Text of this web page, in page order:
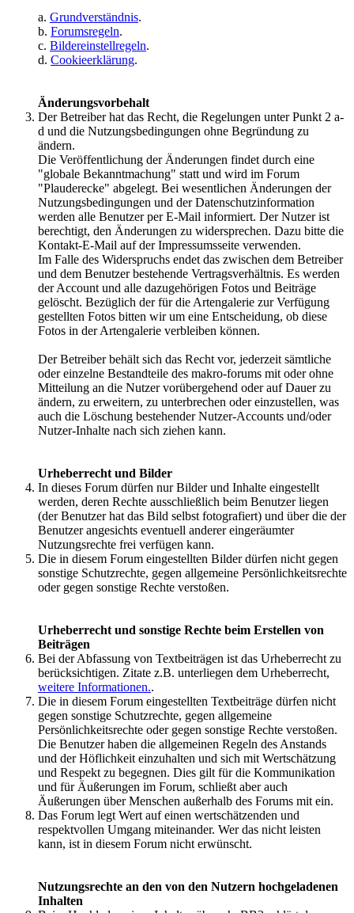
a. Grundverständnis.
b. Forumsregeln.
c. Bildereinstellregeln.
d. Cookieerklärung.
Änderungsvorbehalt
Der Betreiber hat das Recht, die Regelungen unter Punkt 2 a-
d und die Nutzungsbedingungen ohne Begründung zu
ändern.
Die Veröffentlichung der Änderungen findet durch eine
"globale Bekanntmachung" statt und wird im Forum
"Plauderecke" abgelegt. Bei wesentlichen Änderungen der
Nutzungsbedingungen und der Datenschutzinformation
werden alle Benutzer per E-Mail informiert. Der Nutzer ist
berechtigt, den Änderungen zu widersprechen. Dazu bitte die
Kontakt-E-Mail auf der Impressumsseite verwenden.
Im Falle des Widerspruchs endet das zwischen dem Betreiber
und dem Benutzer bestehende Vertragsverhältnis. Es werden
der Account und alle dazugehörigen Fotos und Beiträge
gelöscht. Bezüglich der für die Artengalerie zur Verfügung
gestellten Fotos bitten wir um eine Entscheidung, ob diese
Fotos in der Artengalerie verbleiben können.
Der Betreiber behält sich das Recht vor, jederzeit sämtliche
oder einzelne Bestandteile des makro-forums mit oder ohne
Mitteilung an die Nutzer vorübergehend oder auf Dauer zu
ändern, zu erweitern, zu unterbrechen oder einzustellen, was
auch die Löschung bestehender Nutzer-Accounts und/oder
Nutzer-Inhalte nach sich ziehen kann.
Urheberrecht und Bilder
In dieses Forum dürfen nur Bilder und Inhalte eingestellt
werden, deren Rechte ausschließlich beim Benutzer liegen
(der Benutzer hat das Bild selbst fotografiert) und über die der
Benutzer angesichts eventuell anderer eingeräumter
Nutzungsrechte frei verfügen kann.
Die in diesem Forum eingestellten Bilder dürfen nicht gegen
sonstige Schutzrechte, gegen allgemeine Persönlichkeitsrechte
oder gegen sonstige Rechte verstoßen.
Urheberrecht und sonstige Rechte beim Erstellen von
Beiträgen
Bei der Abfassung von Textbeiträgen ist das Urheberrecht zu
berücksichtigen. Zitate z.B. unterliegen dem Urheberrecht,
weitere Informationen..
Die in diesem Forum eingestellten Textbeiträge dürfen nicht
gegen sonstige Schutzrechte, gegen allgemeine
Persönlichkeitsrechte oder gegen sonstige Rechte verstoßen.
Die Benutzer haben die allgemeinen Regeln des Anstands
und der Höflichkeit einzuhalten und sich mit Wertschätzung
und Respekt zu begegnen. Dies gilt für die Kommunikation
und für Äußerungen im Forum, schließt aber auch
Äußerungen über Menschen außerhalb des Forums mit ein.
Das Forum legt Wert auf einen wertschätzenden und
respektvollen Umgang miteinander. Wer das nicht leisten
kann, ist in diesem Forum nicht erwünscht.
Nutzungsrechte an den von den Nutzern hochgeladenen
Inhalten